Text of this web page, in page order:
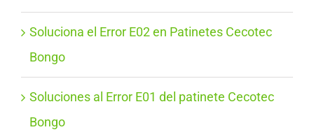
Soluciona el Error E02 en Patinetes Cecotec
Bongo
Soluciones al Error E01 del patinete Cecotec
Bongo